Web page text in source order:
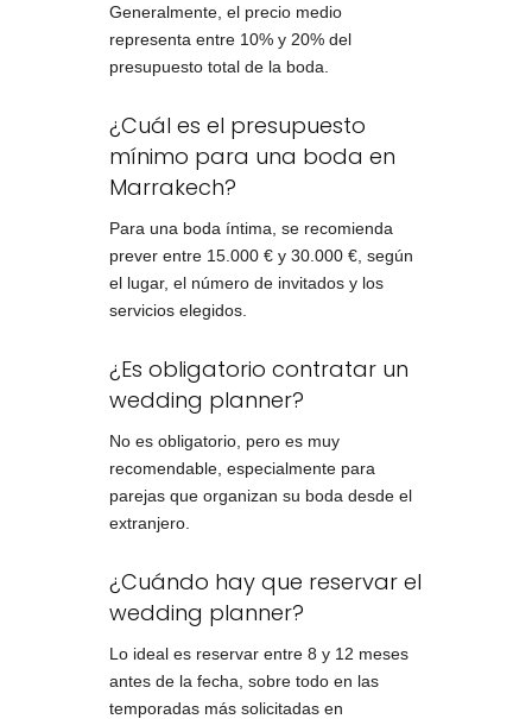
Generalmente, el precio medio
representa entre 10% y 20% del
presupuesto total de la boda.
¿Cuál es el presupuesto
mínimo para una boda en
Marrakech?
Para una boda íntima, se recomienda
prever entre 15.000 € y 30.000 €, según
el lugar, el número de invitados y los
servicios elegidos.
¿Es obligatorio contratar un
wedding planner?
No es obligatorio, pero es muy
recomendable, especialmente para
parejas que organizan su boda desde el
extranjero.
¿Cuándo hay que reservar el
wedding planner?
Lo ideal es reservar entre 8 y 12 meses
antes de la fecha, sobre todo en las
temporadas más solicitadas en